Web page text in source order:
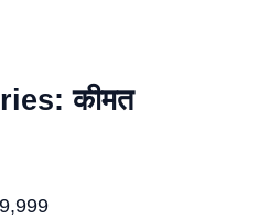
कीमत